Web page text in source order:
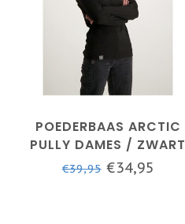
POEDERBAAS ARCTIC
PULLY DAMES / ZWART
€39,95€34,95